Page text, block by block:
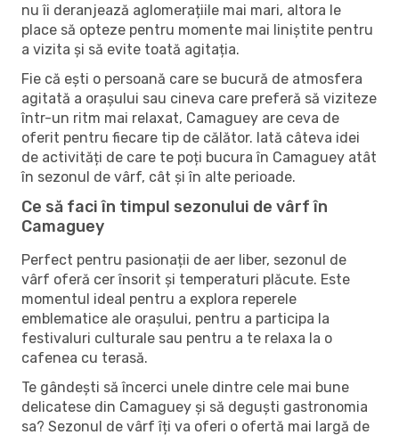
nu îi deranjează aglomerațiile mai mari, altora le
place să opteze pentru momente mai liniștite pentru
a vizita și să evite toată agitația.
Fie că ești o persoană care se bucură de atmosfera
agitată a orașului sau cineva care preferă să viziteze
într-un ritm mai relaxat, Camaguey are ceva de
oferit pentru fiecare tip de călător. Iată câteva idei
de activități de care te poți bucura în Camaguey atât
în ​​sezonul de vârf, cât și în alte perioade.
Ce să faci în timpul sezonului de vârf în
Camaguey
Perfect pentru pasionații de aer liber, sezonul de
vârf oferă cer însorit și temperaturi plăcute. Este
momentul ideal pentru a explora reperele
emblematice ale orașului, pentru a participa la
festivaluri culturale sau pentru a te relaxa la o
cafenea cu terasă.
Te gândești să încerci unele dintre cele mai bune
delicatese din Camaguey și să deguști gastronomia
sa? Sezonul de vârf îți va oferi o ofertă mai largă de